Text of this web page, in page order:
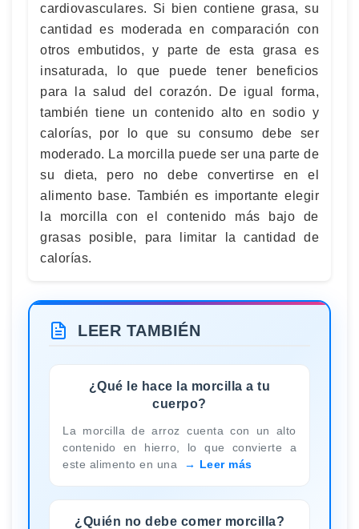
cardiovasculares. Si bien contiene grasa, su
cantidad es moderada en comparación con
otros embutidos, y parte de esta grasa es
insaturada, lo que puede tener beneficios
para la salud del corazón. De igual forma,
también tiene un contenido alto en sodio y
calorías, por lo que su consumo debe ser
moderado. La morcilla puede ser una parte de
su dieta, pero no debe convertirse en el
alimento base. También es importante elegir
la morcilla con el contenido más bajo de
grasas posible, para limitar la cantidad de
calorías.
LEER TAMBIÉN
¿Qué le hace la morcilla a tu
cuerpo?
La morcilla de arroz cuenta con un alto
contenido en hierro, lo que convierte a
este alimento en una
Leer más
¿Quién no debe comer morcilla?